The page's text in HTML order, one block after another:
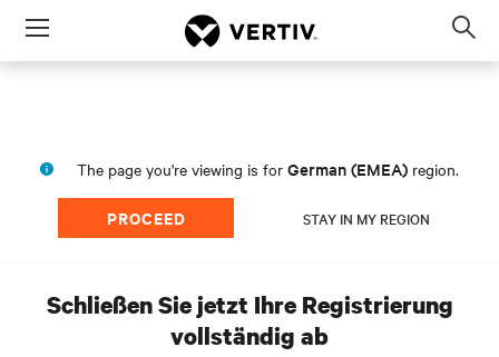
Menu
The page you're viewing is for German (EMEA) region.
PROCEED STAY IN MY REGION
Schließen Sie jetzt Ihre Registrierung
vollständig ab